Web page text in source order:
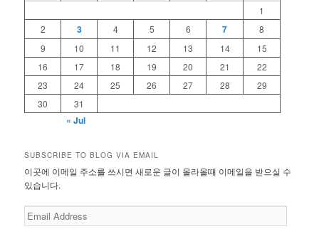
1
2
3 4 5 6 7
8
9
10 11 12 13 14
15
16
17 18 19 20 21
22
23
24 25 26 27 28
29
30
31
« Jul
SUBSCRIBE TO BLOG VIA EMAIL
이곳에 이메일 주소를 쓰시면 새로운 글이 올라올때 이메일을 받으실 수
있습니다.
Email
Address